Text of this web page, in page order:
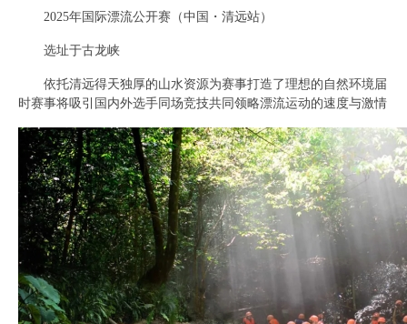
2025年国际漂流公开赛（中国・清远站）
选址于古龙峡
依托清远得天独厚的山水资源为赛事打造了理想的自然环境届
时赛事将吸引国内外选手同场竞技共同领略漂流运动的速度与激情